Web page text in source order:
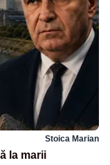
Stoica Marian
la marii